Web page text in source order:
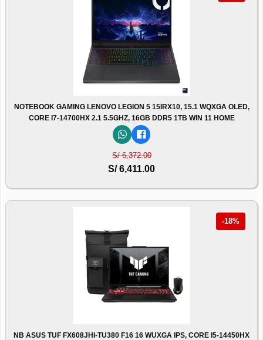
NOTEBOOK GAMING LENOVO LEGION 5 15IRX10, 15.1 WQXGA OLED,
CORE I7-14700HX 2.1 5.5GHZ, 16GB DDR5 1TB WIN 11 HOME
S/ 6,372.00
S/ 6,411.00
-18%
NB ASUS TUF FX608JHI-TU380 F16 16 WUXGA IPS, CORE I5-14450HX